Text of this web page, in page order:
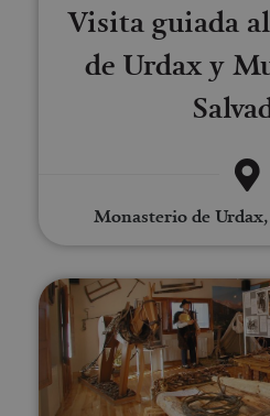
Visita guiada
de Urdax y
Monasterio de